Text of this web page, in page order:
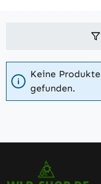
Keine Produkte
gefunden.